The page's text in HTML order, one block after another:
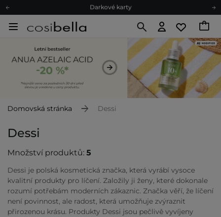
Ekologické balení
Doporučovací Program
Odeslání do 24 hod.
Ekologické balení
Domovská stránka Dessi
Dessi
Množství produktů: 5
Dessi je polská kosmetická značka, která vyrábí vysoce
kvalitní produkty pro líčení. Založily ji ženy, které dokonale
rozumí potřebám moderních zákaznic. Značka věří, že líčení
není povinnost, ale radost, která umožňuje zvýraznit
přirozenou krásu. Produkty Dessi jsou pečlivě vyvíjeny